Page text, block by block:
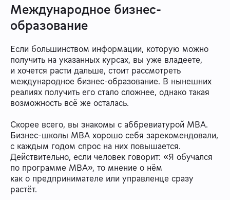
Международное бизнес-
образование
Если большинством информации, которую можно
получить на указанных курсах, вы уже владеете,
и хочется расти дальше, стоит рассмотреть
международное бизнес-образование. В нынешних
реалиях получить его стало сложнее, однако такая
возможность всё же осталась.
Скорее всего, вы знакомы с аббревиатурой МВА.
Бизнес-школы МВА хорошо себя зарекомендовали,
с каждым годом спрос на них повышается.
Действительно, если человек говорит: «Я обучался
по программе МВА», то мнение о нём
как о предпринимателе или управленце сразу
растёт.